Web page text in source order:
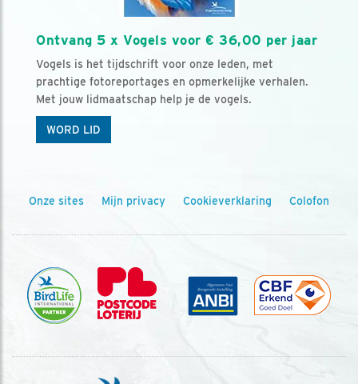
Ontvang 5 x Vogels voor € 36,00 per jaar
Vogels is het tijdschrift voor onze leden, met
prachtige fotoreportages en opmerkelijke verhalen.
Met jouw lidmaatschap help je de vogels.
WORD LID
Onze sites Mijn privacy Cookieverklaring Colofon